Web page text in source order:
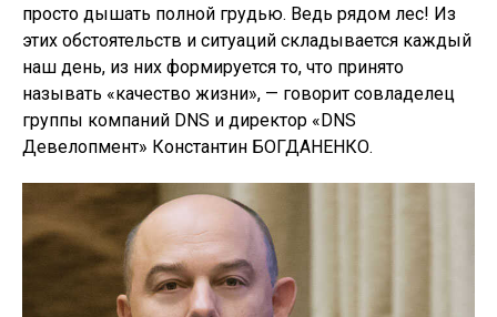
просто дышать полной грудью. Ведь рядом лес! Из
этих обстоятельств и ситуаций складывается каждый
наш день, из них формируется то, что принято
называть «качество жизни», — говорит совладелец
группы компаний DNS и директор «DNS
Девелопмент» Константин БОГДАНЕНКО.